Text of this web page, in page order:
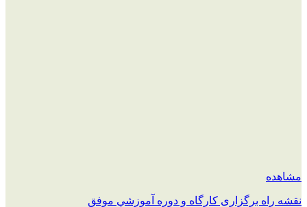
مشاهده
نقشه راه برگزاری کارگاه و دوره آموزشیِ موفق